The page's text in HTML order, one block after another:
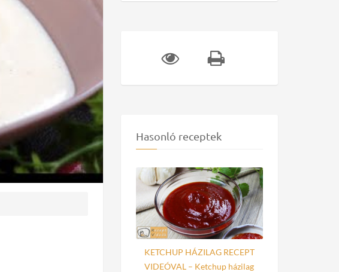
Hasonló receptek
KETCHUP HÁZILAG RECEPT
VIDEÓVAL – Ketchup házilag